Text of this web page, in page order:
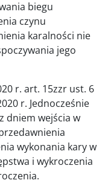
biegu
czynu
karalności nie
jego
r. art. 15zzr ust. 6
r. Jednocześnie
dniem wejścia w
wykonania kary w
i wykroczenia